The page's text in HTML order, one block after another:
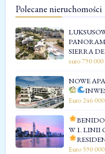
Polecane nieruchomości
SIERRA
euro 790
NOWE
Euro 246
W 1. LINII
Euro 590